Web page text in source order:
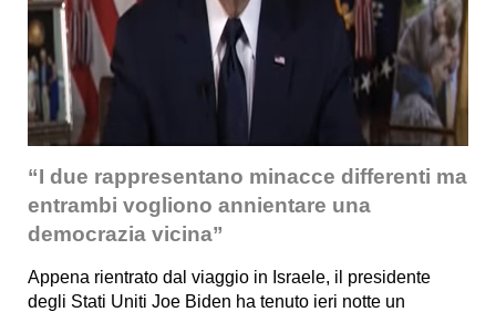
“I due rappresentano minacce differenti ma
entrambi vogliono annientare una
democrazia vicina”
Appena rientrato dal viaggio in Israele, il presidente
degli Stati Uniti Joe Biden ha tenuto ieri notte un